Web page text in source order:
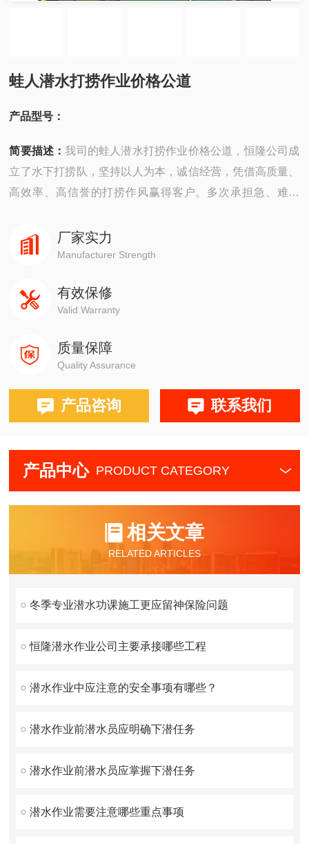
蛙人潜水打捞作业价格公道
产品型号：
简要描述：我司的蛙人潜水打捞作业价格公道，恒隆公司成
立了水下打捞队，坚持以人为本，诚信经营，凭借高质量、
高效率、高信誉的打捞作风赢得客户。多次承担急、难、
上海、江苏等海事部门评为“水上搜救先进单位"。
厂家实力
Manufacturer Strength
有效保修
Valid Warranty
质量保障
Quality Assurance
产品咨询 联系我们
产品中心 PRODUCT CATEGORY
相关文章
RELATED ARTICLES
冬季专业潜水功课施工更应留神保险问题
恒隆潜水作业公司主要承接哪些工程
潜水作业中应注意的安全事项有哪些？
潜水作业前潜水员应明确下潜任务
潜水作业前潜水员应掌握下潜任务
潜水作业需要注意哪些重点事项